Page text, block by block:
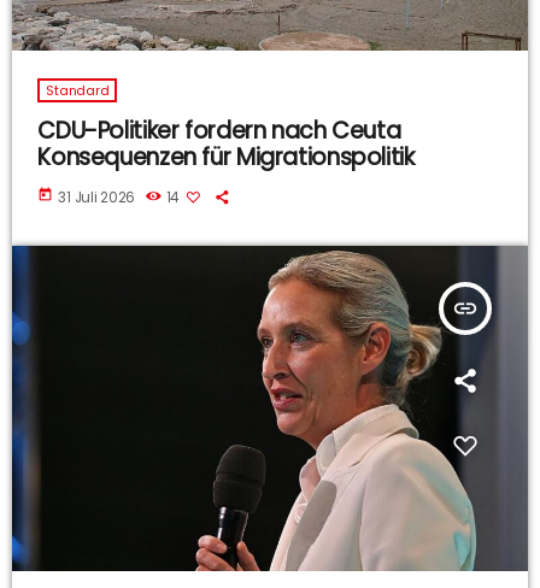
Standard
CDU-Politiker fordern nach Ceuta
Konsequenzen für Migrationspolitik
today 31 Juli 2026 14
insert_link